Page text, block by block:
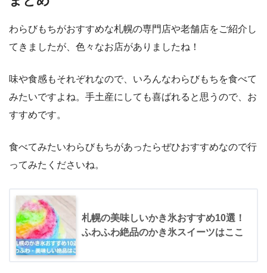
わらびもちがおすすめな札幌の専門店や老舗店をご紹介し
てきましたが、色々なお店がありましたね！
味や食感もそれぞれなので、いろんなわらびもちを食べて
みたいですよね。手土産にしても喜ばれると思うので、お
すすめです。
食べてみたいわらびもちがあったらぜひおすすめなので行
ってみたくださいね。
札幌の美味しいかき氷おすすめ10選！
ふわふわ絶品のかき氷スイーツはここ